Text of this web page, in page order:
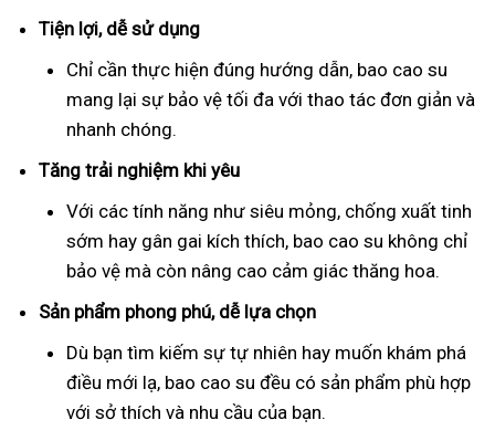
Tiện lợi, dễ sử dụng
Chỉ cần thực hiện đúng hướng dẫn, bao cao su
mang lại sự bảo vệ tối đa với thao tác đơn giản và
nhanh chóng.
Tăng trải nghiệm khi yêu
Với các tính năng như siêu mỏng, chống xuất tinh
sớm hay gân gai kích thích, bao cao su không chỉ
bảo vệ mà còn nâng cao cảm giác thăng hoa.
Sản phẩm phong phú, dễ lựa chọn
Dù bạn tìm kiếm sự tự nhiên hay muốn khám phá
điều mới lạ, bao cao su đều có sản phẩm phù hợp
với sở thích và nhu cầu của bạn.